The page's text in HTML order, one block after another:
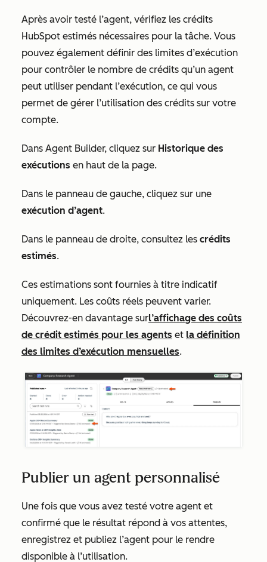
Après avoir testé l’agent, vérifiez les crédits
HubSpot estimés nécessaires pour la tâche. Vous
pouvez également définir des limites d’exécution
pour contrôler le nombre de crédits qu’un agent
peut utiliser pendant l’exécution, ce qui vous
permet de gérer l’utilisation des crédits sur votre
compte.
Dans Agent Builder, cliquez sur Historique des
exécutions en haut de la page.
Dans le panneau de gauche, cliquez sur une
exécution d’agent.
Dans le panneau de droite, consultez les crédits
estimés.
Ces estimations sont fournies à titre indicatif
uniquement. Les coûts réels peuvent varier.
Découvrez-en davantage surl’affichage des coûts
de crédit estimés pour les agents et la définition
des limites d’exécution mensuelles.
Publier un agent personnalisé
Une fois que vous avez testé votre agent et
confirmé que le résultat répond à vos attentes,
enregistrez et publiez l’agent pour le rendre
disponible à l’utilisation.